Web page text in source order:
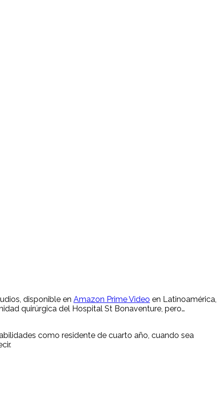
disponible en Amazon Prime Video en Latinoamérica,
quirúrgica del Hospital St Bonaventure, pero…
como residente de cuarto año, cuando sea